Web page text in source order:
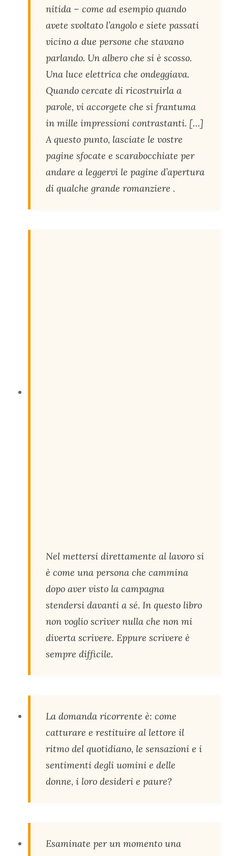
nitida – come ad esempio quando
avete svoltato l’angolo e siete passati
vicino a due persone che stavano
parlando. Un albero che si è scosso.
Una luce elettrica che ondeggiava.
Quando cercate di ricostruirla a
parole, vi accorgete che si frantuma
in mille impressioni contrastanti. […]
A questo punto, lasciate le vostre
pagine sfocate e scarabocchiate per
andare a leggervi le pagine d’apertura
di qualche grande romanziere .
Nel mettersi direttamente al lavoro si
è come una persona che cammina
dopo aver visto la campagna
stendersi davanti a sé. In questo libro
non voglio scriver nulla che non mi
diverta scrivere. Eppure scrivere è
sempre difficile.
La domanda ricorrente è: come
catturare e restituire al lettore il
ritmo del quotidiano, le sensazioni e i
sentimenti degli uomini e delle
donne, i loro desideri e paure?
Esaminate per un momento una